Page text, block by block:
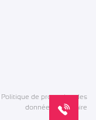
Politique de protection des
données
Glossaire